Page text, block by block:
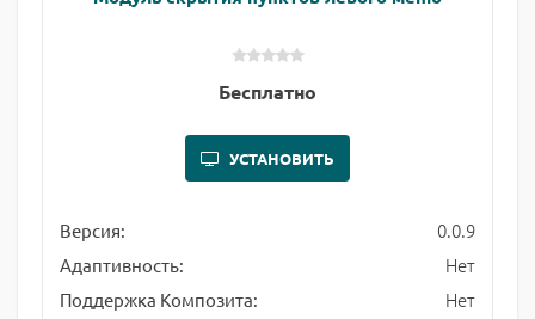
Бесплатно
УСТАНОВИТЬ
Версия: 0.0.9
Адаптивность: Нет
Поддержка Композита: Нет